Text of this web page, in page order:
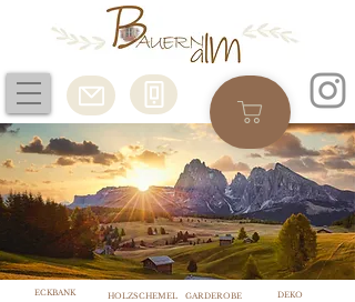
ECKBANK HOLZSCHEMEL GARDEROBE DEKO